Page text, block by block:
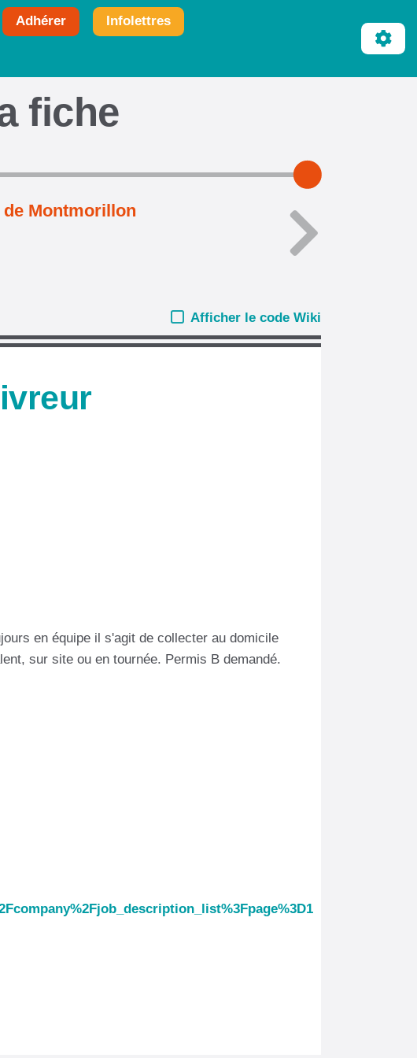
Adhérer Infolettres
fiche
de Montmorillon
Afficher le code Wiki
en équipe il s'agit de collecter au domicile
sur site ou en tournée. Permis B demandé.